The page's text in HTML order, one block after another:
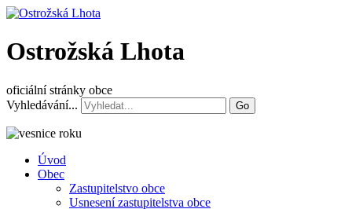
Ostrožská Lhota
oficiální stránky obce
Vyhledávání...
Go
Úvod
Obec
Zastupitelstvo obce
Usnesení zastupitelstva obce